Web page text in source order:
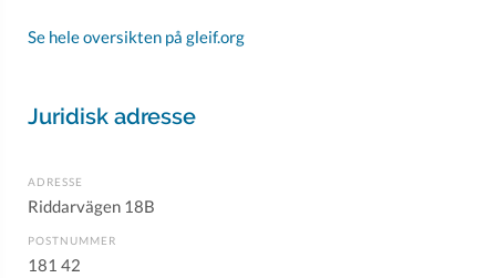
Se hele oversikten på gleif.org
Juridisk adresse
ADRESSE
Riddarvägen 18B
POSTNUMMER
181 42